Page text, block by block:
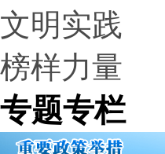
文明实践
榜样力量
专题专栏